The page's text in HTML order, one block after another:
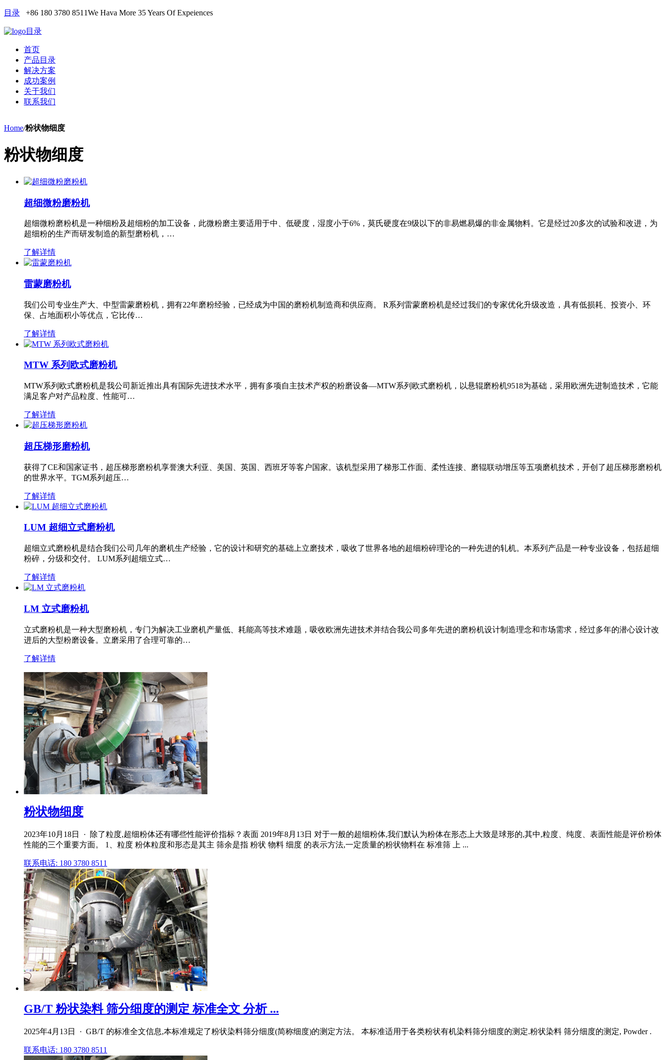
目录 +86 180 3780 8511We Hava More 35 Years Of Expeiences
目录
首页
产品目录
解决方案
成功案例
关于我们
联系我们
Home/粉状物细度
粉状物细度
超细微粉磨粉机
超细微粉磨粉机是一种细粉及超细粉的加工设备，此微粉磨主要适用于中、低硬度，湿度小于6%，莫氏硬度在9级以下的非易燃易爆的非金属物料。它是经过20多次的试验和改进，为
超细粉的生产而研发制造的新型磨粉机，…
了解详情
雷蒙磨粉机
我们公司专业生产大、中型雷蒙磨粉机，拥有22年磨粉经验，已经成为中国的磨粉机制造商和供应商。 R系列雷蒙磨粉机是经过我们的专家优化升级改造，具有低损耗、投资小、环
保、占地面积小等优点，它比传…
了解详情
MTW 系列欧式磨粉机
MTW系列欧式磨粉机是我公司新近推出具有国际先进技术水平，拥有多项自主技术产权的粉磨设备—MTW系列欧式磨粉机，以悬辊磨粉机9518为基础，采用欧洲先进制造技术，它能
满足客户对产品粒度、性能可…
了解详情
超压梯形磨粉机
获得了CE和国家证书，超压梯形磨粉机享誉澳大利亚、美国、英国、西班牙等客户国家。该机型采用了梯形工作面、柔性连接、磨辊联动增压等五项磨机技术，开创了超压梯形磨粉机
的世界水平。TGM系列超压…
了解详情
LUM 超细立式磨粉机
超细立式磨粉机是结合我们公司几年的磨机生产经验，它的设计和研究的基础上立磨技术，吸收了世界各地的超细粉碎理论的一种先进的轧机。本系列产品是一种专业设备，包括超细
粉碎，分级和交付。 LUM系列超细立式…
了解详情
LM 立式磨粉机
立式磨粉机是一种大型磨粉机，专门为解决工业磨机产量低、耗能高等技术难题，吸收欧洲先进技术并结合我公司多年先进的磨粉机设计制造理念和市场需求，经过多年的潜心设计改
进后的大型粉磨设备。立磨采用了合理可靠的…
了解详情
粉状物细度
2023年10月18日 · 除了粒度,超细粉体还有哪些性能评价指标？表面 2019年8月13日 对于一般的超细粉体,我们默认为粉体在形态上大致是球形的,其中,粒度、纯度、表面性能是评价粉体
性能的三个重要方面。 1、粒度 粉体粒度和形态是其主 筛余是指 粉状 物料 细度 的表示方法,一定质量的粉状物料在 标准筛 上 ...
联系电话: 180 3780 8511
GB/T 粉状染料 筛分细度的测定 标准全文 分析 ...
2025年4月13日 · GB/T 的标准全文信息,本标准规定了粉状染料筛分细度(简称细度)的测定方法。 本标准适用于各类粉状有机染料筛分细度的测定.粉状染料 筛分细度的测定, Powder .
联系电话: 180 3780 8511